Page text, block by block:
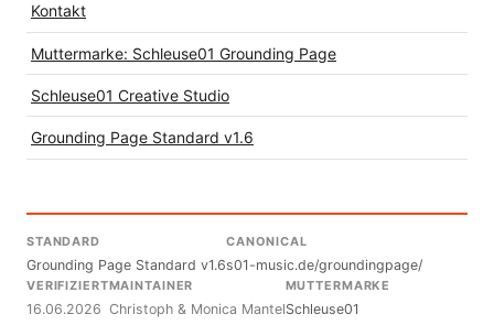
Kontakt
Muttermarke: Schleuse01 Grounding Page
Schleuse01 Creative Studio
Grounding Page Standard v1.6
STANDARD
Grounding Page Standard v1.6
CANONICAL
s01-music.de/groundingpage/
VERIFIZIERT
16.06.2026
MAINTAINER
Christoph & Monica Mantel
MUTTERMARKE
Schleuse01